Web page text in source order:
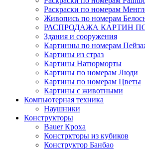
Раскраски по номерам
Живопись по номерам
РАСПРОДАЖА КАРТИН
Здания и сооружения
Картинны по номерам
Картины из страз
Картины Натюрморты
Картины по номерам Люди
Картины по номерам Цветы
Картины с животными
Компьютерная техника
Наушники
Конструкторы
Bauer Кроха
Констркторы из кубиков
Конструктор Банбао